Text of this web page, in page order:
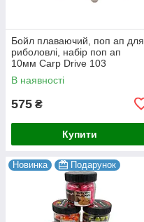
Бойл плаваючий, поп ап для
риболовлі, набір поп ап
10мм Carp Drive 103
В наявності
575 ₴
Купити
Новинка Подарунок